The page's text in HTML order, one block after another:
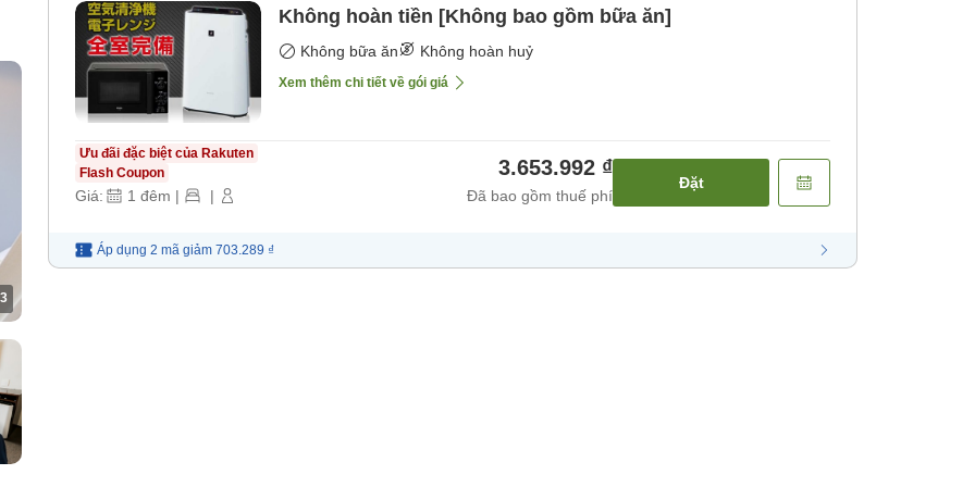
3
Không hoàn tiền [Không bao gồm bữa ăn]
Không bữa ăn Không hoàn huỷ
Xem thêm chi tiết về gói giá
Ưu đãi đặc biệt của Rakuten
Flash Coupon
Giá: 1 đêm | |
3.653.992 ₫
Đã bao gồm thuế phí
Đặt
Áp dụng 2 mã giảm 703.289 ₫